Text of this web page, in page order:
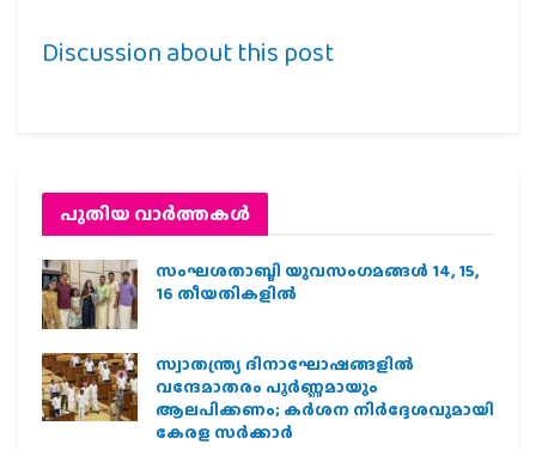
Discussion about this post
പുതിയ വാര്‍ത്തകള്‍
സംഘശതാബ്ദി യുവസംഗമങ്ങള്‍ 14, 15,
16 തീയതികളില്‍
സ്വാതന്ത്ര്യ ദിനാഘോഷങ്ങളിൽ
വന്ദേമാതരം പൂർണ്ണമായും
ആലപിക്കണം; കർശന നിർദ്ദേശവുമായി
കേരള സർക്കാർ